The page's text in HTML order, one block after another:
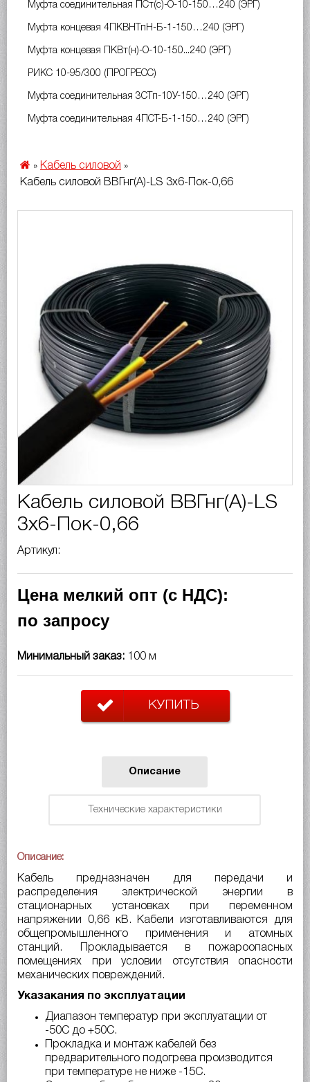
Муфта соединительная ПСт(с)-О-10-150…240 (ЭРГ)
Муфта концевая 4ПКВНТпН-Б-1-150…240 (ЭРГ)
Муфта концевая ПКВт(н)-О-10-150...240 (ЭРГ)
РИКС 10-95/300 (ПРОГРЕСС)
Муфта соединительная 3СТп-10У-150…240 (ЭРГ)
Муфта соединительная 4ПСТ-Б-1-150…240 (ЭРГ)
» Кабель силовой »
Кабель силовой ВВГнг(A)-LS 3х6-Пок-0,66
Кабель силовой ВВГнг(A)-LS
3х6-Пок-0,66
Артикул:
Цена мелкий опт (с НДС):
по запросу
Минимальный заказ: 100 м
КУПИТЬ
Описание
Технические характеристики
Описание:
Кабель предназначен для передачи и
распределения электрической энергии в
стационарных установках при переменном
напряжении 0,66 кВ. Кабели изготавливаются для
общепромышленного применения и атомных
станций. Прокладывается в пожароопасных
помещениях при условии отсутствия опасности
механических повреждений.
Указакания по эксплуатации
Диапазон температур при эксплуатации от
-50С до +50С.
Прокладка и монтаж кабелей без
предварительного подогрева производится
при температуре не ниже -15С.